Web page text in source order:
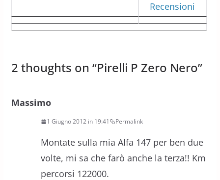
Recensioni
2 thoughts on “Pirelli P Zero Nero”
Massimo
1 Giugno 2012 in 19:41 Permalink
Montate sulla mia Alfa 147 per ben due
volte, mi sa che farò anche la terza!! Km
percorsi 122000.